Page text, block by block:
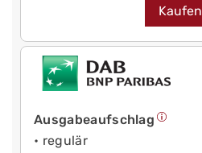
Kaufen
Ausgabeaufschlag
• regulär